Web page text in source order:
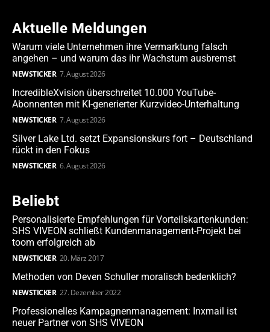
Aktuelle Meldungen
Warum viele Unternehmen ihre Vermarktung falsch
angehen – und warum das ihr Wachstum ausbremst
NEWSTICKER 7. August 2026
IncredibleXvision überschreitet 10.000 YouTube-
Abonnenten mit KI-generierter Kurzvideo-Unterhaltung
NEWSTICKER 7. August 2026
Silver Lake Ltd. setzt Expansionskurs fort – Deutschland
rückt in den Fokus
NEWSTICKER 6. August 2026
Beliebt
Personalisierte Empfehlungen für Vorteilskartenkunden:
SHS VIVEON schließt Kundenmanagement-Projekt bei
toom erfolgreich ab
NEWSTICKER 20. März 2017
Methoden von Deven Schuller moralisch bedenklich?
NEWSTICKER 27. Dezember 2022
Professionelles Kampagnenmanagement: Inxmail ist
neuer Partner von SHS VIVEON